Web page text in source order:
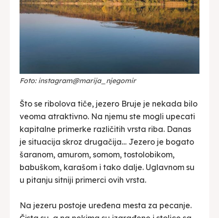
Foto: instagram@marija_njegomir
Što se ribolova tiče, jezero Bruje je nekada bilo
veoma atraktivno. Na njemu ste mogli upecati
kapitalne primerke različitih vrsta riba. Danas
je situacija skroz drugačija… Jezero je bogato
šaranom, amurom, somom, tostolobikom,
babuškom, karašom i tako dalje. Uglavnom su
u pitanju sitniji primerci ovih vrsta.
Na jezeru postoje uređena mesta za pecanje.